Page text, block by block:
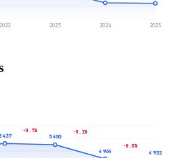
2022 2023 2024 2025
5 437 5 400
4 964 4 922
-0.7% -8.1%
-0.8%